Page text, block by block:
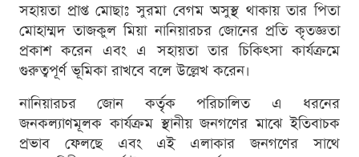
সহায়তা প্রাপ্ত মোছাঃ সুরমা বেগম অসুস্থ থাকায় তার পিতা
মোহাম্মদ তাজকুল মিয়া নানিয়ারচর জোনের প্রতি কৃতজ্ঞতা
প্রকাশ করেন এবং এ সহায়তা তার চিকিৎসা কার্যক্রমে
গুরুত্বপূর্ণ ভূমিকা রাখবে বলে উল্লেখ করেন।
নানিয়ারচর জোন কর্তৃক পরিচালিত এ ধরনের
জনকল্যাণমূলক কার্যক্রম স্থানীয় জনগণের মাঝে ইতিবাচক
প্রভাব ফেলছে এবং এই এলাকার জনগণের সাথে